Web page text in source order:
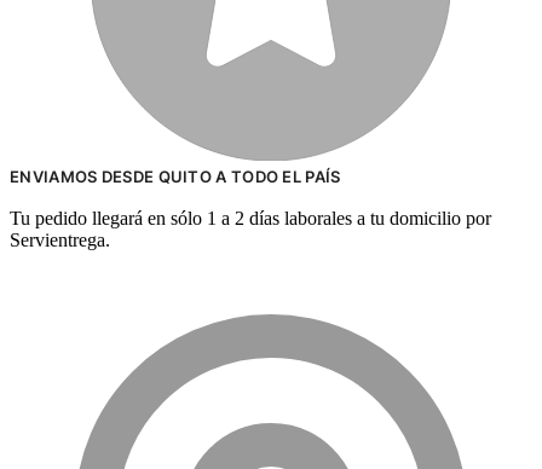
ENVIAMOS DESDE QUITO A TODO EL PAÍS
Tu pedido llegará en sólo 1 a 2 días laborales a tu domicilio por
Servientrega.